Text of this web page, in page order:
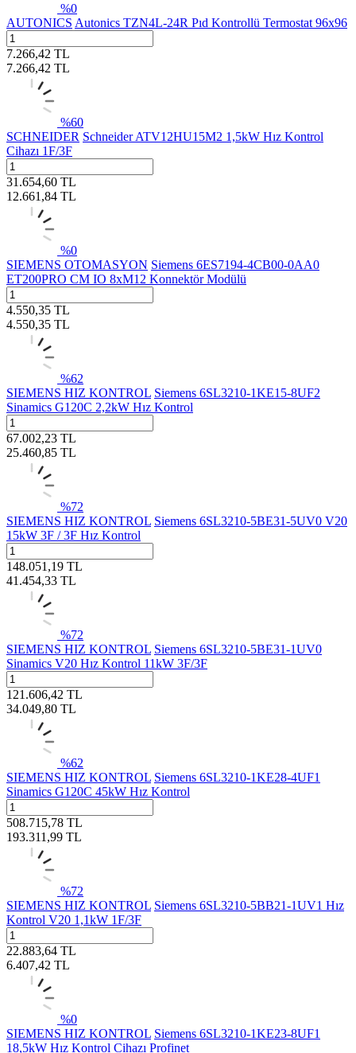
%0
AUTONICS Autonics TZN4L-24R Pıd Kontrollü Termostat 96x96
7.266,42 TL
7.266,42 TL
%60
SCHNEIDER Schneider ATV12HU15M2 1,5kW Hız Kontrol
Cihazı 1F/3F
31.654,60 TL
12.661,84 TL
%0
SIEMENS OTOMASYON Siemens 6ES7194-4CB00-0AA0
ET200PRO CM IO 8xM12 Konnektör Modülü
4.550,35 TL
4.550,35 TL
%62
SIEMENS HIZ KONTROL Siemens 6SL3210-1KE15-8UF2
Sinamics G120C 2,2kW Hız Kontrol
67.002,23 TL
25.460,85 TL
%72
SIEMENS HIZ KONTROL Siemens 6SL3210-5BE31-5UV0 V20
15kW 3F / 3F Hız Kontrol
148.051,19 TL
41.454,33 TL
%72
SIEMENS HIZ KONTROL Siemens 6SL3210-5BE31-1UV0
Sinamics V20 Hız Kontrol 11kW 3F/3F
121.606,42 TL
34.049,80 TL
%62
SIEMENS HIZ KONTROL Siemens 6SL3210-1KE28-4UF1
Sinamics G120C 45kW Hız Kontrol
508.715,78 TL
193.311,99 TL
%72
SIEMENS HIZ KONTROL Siemens 6SL3210-5BB21-1UV1 Hız
Kontrol V20 1,1kW 1F/3F
22.883,64 TL
6.407,42 TL
%0
SIEMENS HIZ KONTROL Siemens 6SL3210-1KE23-8UF1
18,5kW Hız Kontrol Cihazı Profinet